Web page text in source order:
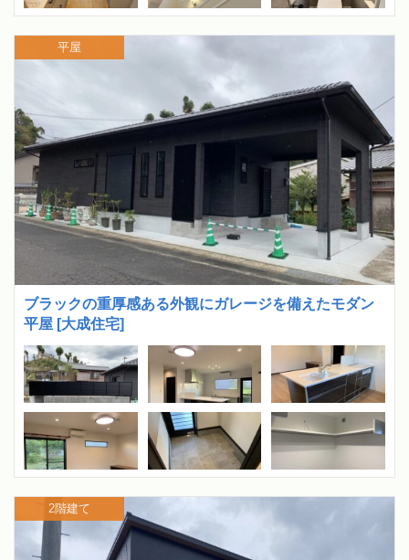
ブラックの重厚感ある外観にガレージを備えたモダン
平屋 [大成住宅]
平屋
2階建て